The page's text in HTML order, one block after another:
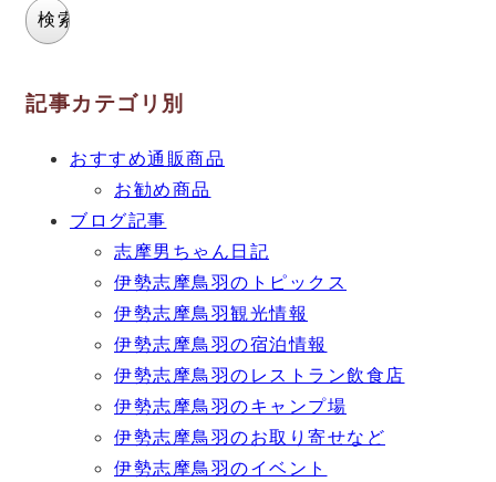
記事カテゴリ別
おすすめ通販商品
お勧め商品
ブログ記事
志摩男ちゃん日記
伊勢志摩鳥羽のトピックス
伊勢志摩鳥羽観光情報
伊勢志摩鳥羽の宿泊情報
伊勢志摩鳥羽のレストラン飲食店
伊勢志摩鳥羽のキャンプ場
伊勢志摩鳥羽のお取り寄せなど
伊勢志摩鳥羽のイベント